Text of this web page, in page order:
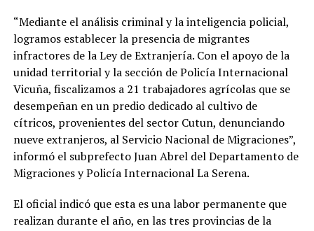
“Mediante el análisis criminal y la inteligencia policial,
logramos establecer la presencia de migrantes
infractores de la Ley de Extranjería. Con el apoyo de la
unidad territorial y la sección de Policía Internacional
Vicuña, fiscalizamos a 21 trabajadores agrícolas que se
desempeñan en un predio dedicado al cultivo de
cítricos, provenientes del sector Cutun, denunciando
nueve extranjeros, al Servicio Nacional de Migraciones”,
informó el subprefecto Juan Abrel del Departamento de
Migraciones y Policía Internacional La Serena.
El oficial indicó que esta es una labor permanente que
realizan durante el año, en las tres provincias de la